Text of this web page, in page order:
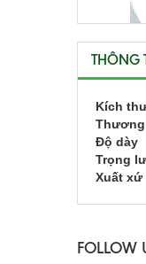
THÔNG
Kích
Độ dày
Trọng
Xuất xứ
FOLLOW